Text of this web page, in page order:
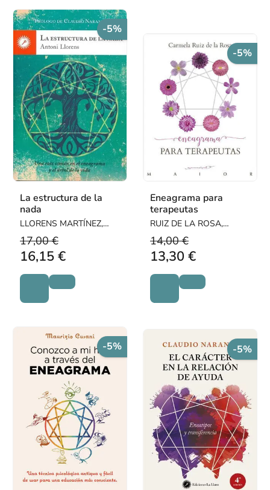
-5%
La estructura de la
nada
LLORENS MARTÍNEZ,
ANTONI
17,00 €
16,15 €
-5%
Eneagrama para
terapeutas
RUIZ DE LA ROSA,
CARMELA
14,00 €
13,30 €
-5% -5%